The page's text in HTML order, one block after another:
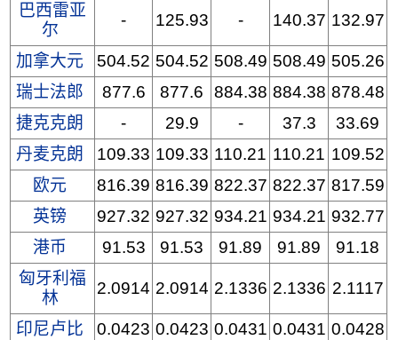
巴西雷亚
尔
- 125.93 - 140.37 132.97
加拿大元 504.52 504.52 508.49 508.49 505.26
瑞士法郎
877.6 877.6 884.38 884.38 878.48
捷克克朗
- 29.9 - 37.3
33.69
丹麦克朗
109.33 109.33 110.21 110.21 109.52
欧元
816.39 816.39 822.37 822.37 817.59
英镑
927.32 927.32 934.21 934.21 932.77
港币
91.53 91.53 91.89 91.89
91.18
匈牙利福
林
2.0914 2.0914 2.1336 2.1336 2.1117
印尼卢比 0.0423 0.0423 0.0431 0.0431 0.0428